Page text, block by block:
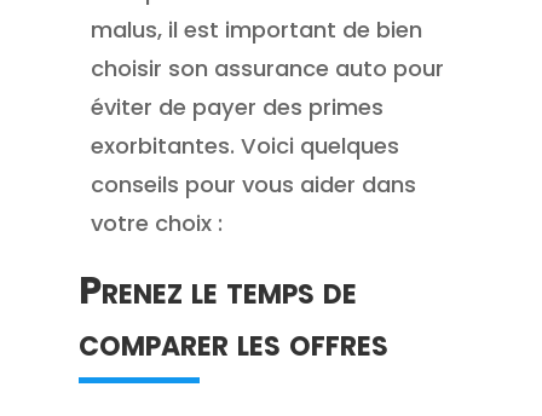
malus, il est important de bien
choisir son assurance auto pour
éviter de payer des primes
exorbitantes. Voici quelques
conseils pour vous aider dans
votre choix :
Prenez le temps de
comparer les offres